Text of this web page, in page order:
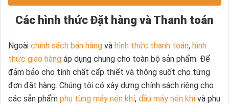
Các hình thức Đặt hàng và Thanh toán
Ngoài chính sách bán hàng và hình thức thanh toán, hình
thức giao hàng áp dụng chung cho toàn bộ sản phẩm. Để
đảm bảo cho tính chất cấp thiết và thông suốt cho từng
đơn đặt hàng. Chúng tôi có xây dựng chính sách riêng cho
các sản phẩm phụ tùng máy nén khí, dầu máy nén khívà phụ